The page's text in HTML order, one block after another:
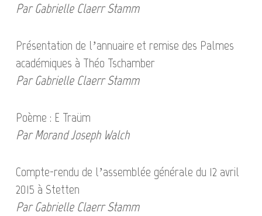
Par Gabrielle Claerr Stamm
Présentation de l’annuaire et remise des Palmes
académiques à Théo Tschamber
Par Gabrielle Claerr Stamm
Poème : E Traüm
Par Morand Joseph Walch
Compte-rendu de l’assemblée générale du 12 avril
2015 à Stetten
Par Gabrielle Claerr Stamm